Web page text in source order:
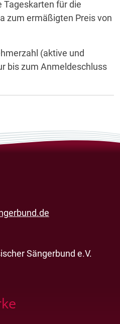
Tageskarten für die
zum ermäßigten Preis von
(aktive und
bis zum Anmeldeschluss
Sängerbund e.V.